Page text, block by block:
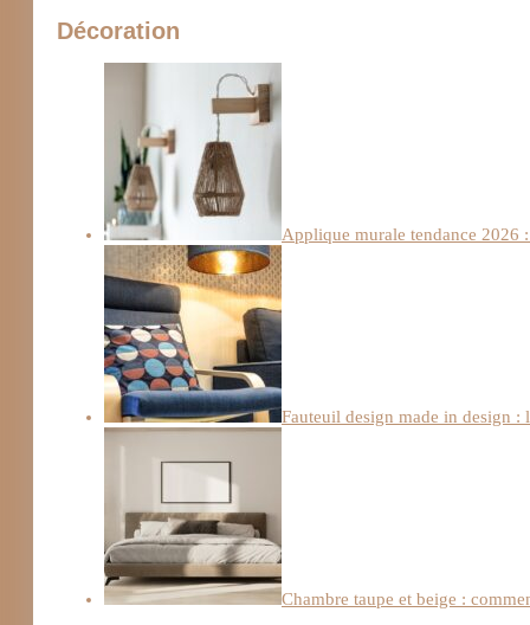
Décoration
Applique murale tendance 2026
Fauteuil design made in design
Chambre taupe et beige :